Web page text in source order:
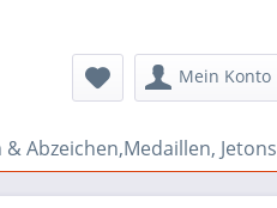
Mein Konto
& Abzeichen,Medaillen, Jetons